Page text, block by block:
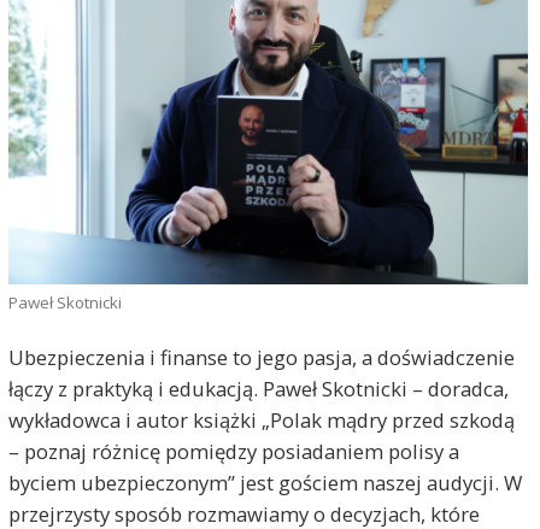
Paweł Skotnicki
Ubezpieczenia i finanse to jego pasja, a doświadczenie
łączy z praktyką i edukacją. Paweł Skotnicki – doradca,
wykładowca i autor książki „Polak mądry przed szkodą
– poznaj różnicę pomiędzy posiadaniem polisy a
byciem ubezpieczonym” jest gościem naszej audycji. W
przejrzysty sposób rozmawiamy o decyzjach, które